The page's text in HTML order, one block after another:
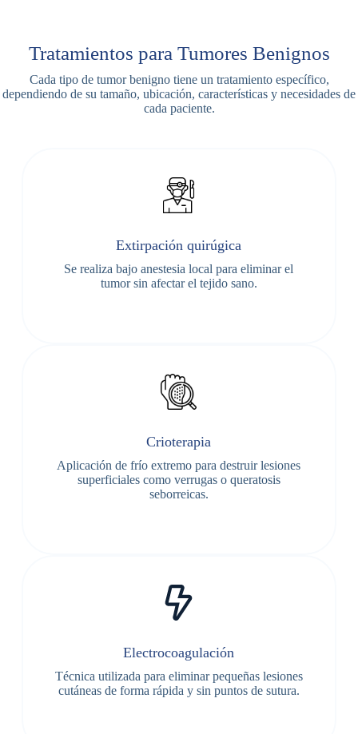
Tratamientos para Tumores Benignos
Cada tipo de tumor benigno tiene un tratamiento específico,
dependiendo de su tamaño, ubicación, características y necesidades de
cada paciente.
Extirpación quirúgica
Se realiza bajo anestesia local para eliminar el
tumor sin afectar el tejido sano.
Crioterapia
Aplicación de frío extremo para destruir lesiones
superficiales como verrugas o queratosis
seborreicas.
Electrocoagulación
Técnica utilizada para eliminar pequeñas lesiones
cutáneas de forma rápida y sin puntos de sutura.